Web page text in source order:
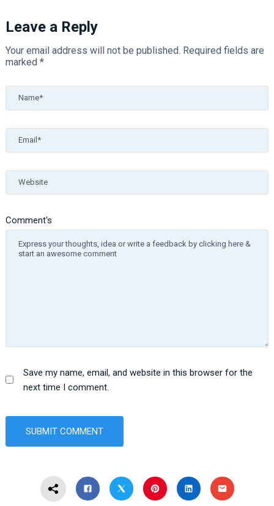
Leave a Reply
Your email address will not be published. Required fields are
marked *
Comment's
Name*
Email*
Website
Save my name, email, and website in this browser for the
next time I comment.